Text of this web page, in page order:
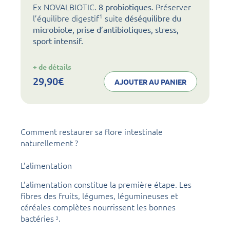
Ex NOVALBIOTIC. 8 probiotiques. Préserver
l’équilibre digestif1 suite déséquilibre du
microbiote, prise d’antibiotiques, stress,
sport intensif.
+ de détails
transit
29,90€ AJOUTER AU PANIER
Comment restaurer sa flore intestinale
naturellement ?
L’alimentation
L’alimentation constitue la première étape. Les
fibres des fruits, légumes, légumineuses et
céréales complètes nourrissent les bonnes
bactéries 3.